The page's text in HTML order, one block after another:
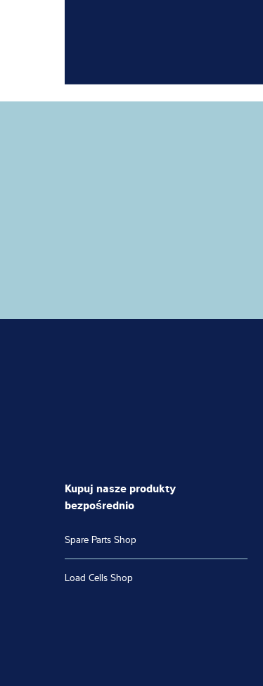
Kupuj nasze produkty
bezpośrednio
Spare Parts Shop
Load Cells Shop